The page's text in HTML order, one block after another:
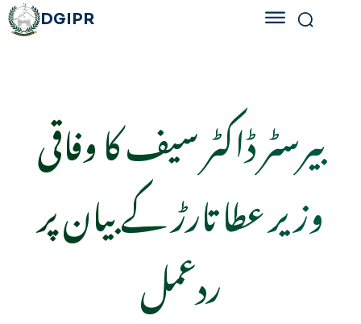
DGIPR
بیرسٹر ڈاکٹر سیف کا وفاقی
وزیر عطا تارڑ کے بیان پر
ردعمل